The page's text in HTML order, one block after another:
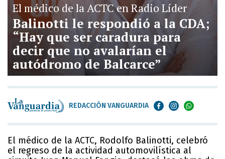
El médico de la ACTC en Radio Líder
Balinotti le respondió a la CDA;
“Hay que ser caradura para
decir que no avalarían el
autódromo de Balcarce”
REDACCIÓN VANGUARDIA
El médico de la ACTC, Rodolfo Balinotti, celebró
el regreso de la actividad automovilística al